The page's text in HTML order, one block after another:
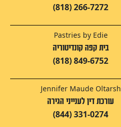
(818) 266-7272
Pastries by Edie
בית קפה קונדיטוריה
(818) 849-6752
Jennifer Maude Oltarsh
עורכת דין לענייני הגירה
(844) 331-0274